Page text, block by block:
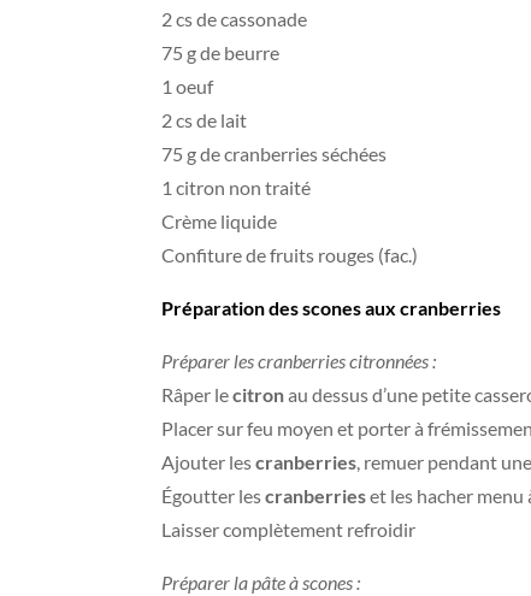
2 cs de cassonade
75 g de beurre
1 oeuf
2 cs de lait
75 g de cranberries séchées
1 citron non traité
Crème liquide
Confiture de fruits rouges (fac.)
Préparation des scones aux cranberries
Préparer les cranberries citronnées :
Râper lecitronau dessus d’une petite
Placer sur feu moyen et porter à
Ajouter lescranberries, remuer pendant
Égoutter lescranberrieset les hacher menu
Laisser complètement refroidir
Préparer la pâte à scones :